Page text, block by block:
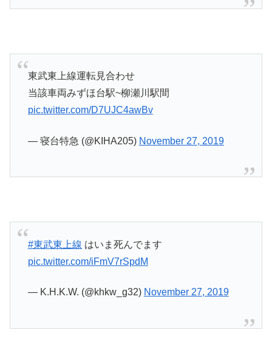
東武東上線運転見合わせ
当該車両みずほ台駅~柳瀬川駅間
pic.twitter.com/D7UJC4awBv
— 寝台特急 (@KIHA205) November 27, 2019
#東武東上線 はいま死んでます
pic.twitter.com/iFmV7rSpdM
— K.H.K.W. (@khkw_g32) November 27, 2019